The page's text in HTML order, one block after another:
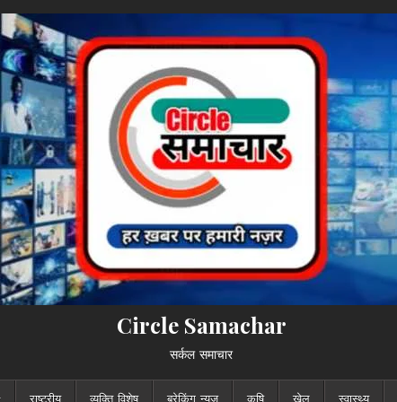
Circle Samachar
सर्कल समाचार